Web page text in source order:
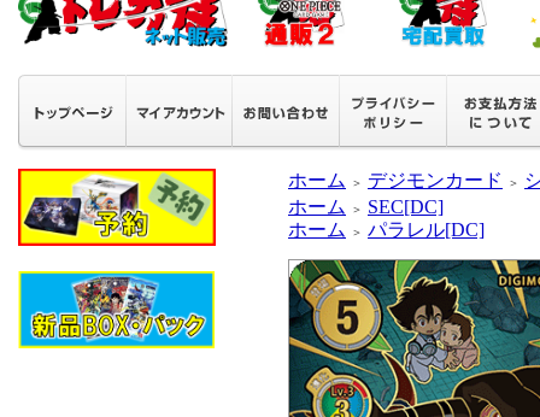
ホーム ＞ デジモンカード ＞
ホーム
＞
SEC[DC]
ホーム
＞ パラレル[DC]